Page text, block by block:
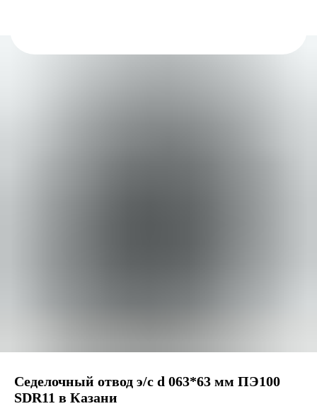
Седелочный отвод э/с d 063*63 мм ПЭ100
SDR11 в Казани